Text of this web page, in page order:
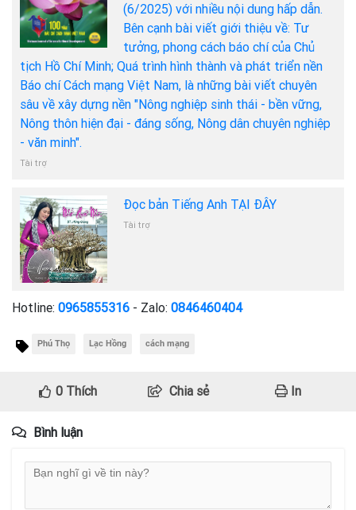
(6/2025) với nhiều nội dung hấp dẫn.
Bên cạnh bài viết giới thiệu về: Tư
tưởng, phong cách báo chí của Chủ
tịch Hồ Chí Minh; Quá trình hình thành và phát triển nền
Báo chí Cách mạng Việt Nam, là những bài viết chuyên
sâu về xây dựng nền "Nông nghiệp sinh thái - bền vững,
Nông thôn hiện đại - đáng sống, Nông dân chuyên nghiệp
- văn minh".
Tài trợ
Đọc bản Tiếng Anh TẠI ĐÂY
Tài trợ
Hotline: 0965855316 - Zalo: 0846460404
Phú Thọ Lạc Hồng cách mạng
0Thích Chia sẻ In
Bình luận